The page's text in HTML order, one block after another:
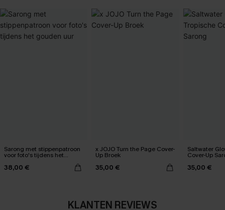
Sarong met stippenpatroon
voor foto's tijdens het
38,00 €
x JOJO Turn the Page Cover-
Up Broek
35,00 €
Saltwater
Cover-Up
35,00 €
KLANTEN REVIEWS